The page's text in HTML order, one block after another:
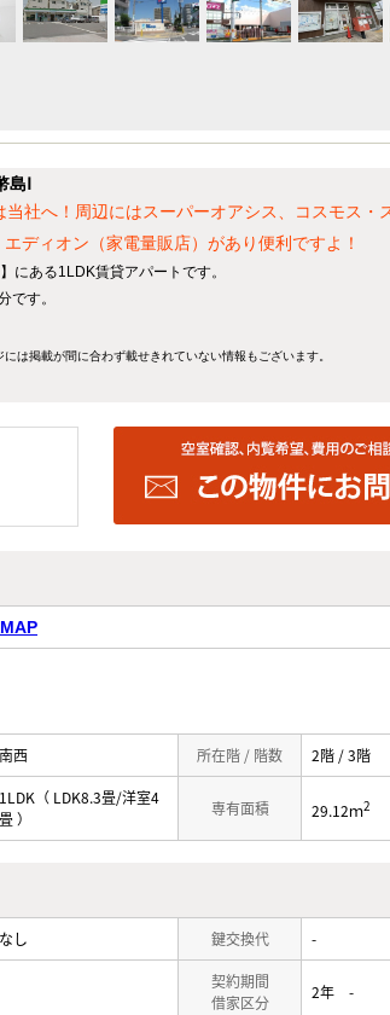
島Ⅰ
社へ！周辺にはスーパーオアシス、コスモス・
ディオン（家電量販店）があり便利ですよ！
にある1LDK賃貸アパートです。
です。
は掲載が間に合わず載せきれていない情報もございます。
南西 所在階 / 階数 2階 / 3階
1LDK（ LDK8.3畳/洋室4
畳 ）
専有面積 29.12ｍ2
なし 鍵交換代 -
契約期間
借家区分
2年 -